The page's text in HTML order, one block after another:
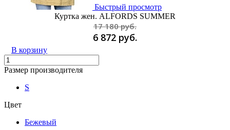
Быстрый просмотр
Куртка жен. ALFORDS SUMMER
17 180 руб.
6 872 руб.
В корзину
Размер производителя
S
Цвет
Бежевый